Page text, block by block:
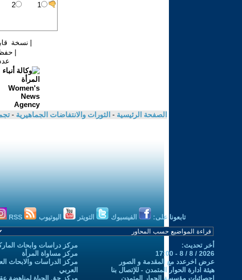
| نسخة
|
عدد
الصفحة الرئيسية - الثورات والانتفاضات الجماهيرية -
تابعونا على: الفيسبوك التويتر اليوتيوب
أخر تحديث:
2026 / 8 / 8 - 17:00
عرض اخرعدد مع المقدمة و الصور
هيئة ادارة الحوار المتمدن - للإتصال بنا
إحصائيات مؤسسة الحوار المتمدن
مركز دراسات وابحاث
مركز مساواة المرأة
مركز الدراسات والابحاث
العربي
مركز حق الحياة لمناهضة